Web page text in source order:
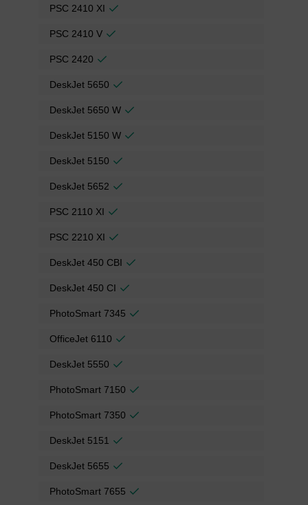
PSC 2410 XI
PSC 2410 V
PSC 2420
DeskJet 5650
DeskJet 5650 W
DeskJet 5150 W
DeskJet 5150
DeskJet 5652
PSC 2110 XI
PSC 2210 XI
DeskJet 450 CBI
DeskJet 450 CI
PhotoSmart 7345
OfficeJet 6110
DeskJet 5550
PhotoSmart 7150
PhotoSmart 7350
DeskJet 5151
DeskJet 5655
PhotoSmart 7655